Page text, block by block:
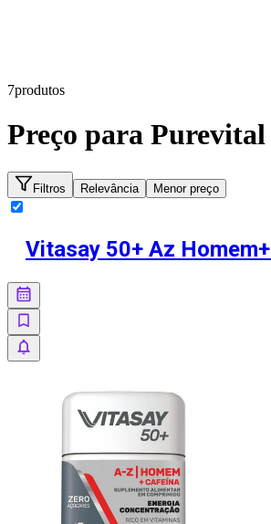
7produtos
Preço para Purevital
Filtros Relevância Menor preço
Vitasay 50+ Az